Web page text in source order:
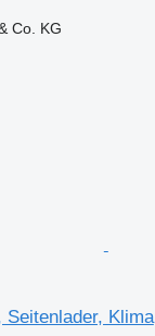
Co. KG
Klima